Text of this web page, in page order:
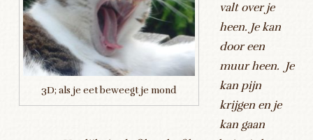
3D; als je eet beweegt je mond
valt over je
heen. Je kan
door een
muur heen. Je
kan pijn
krijgen en je
kan gaan